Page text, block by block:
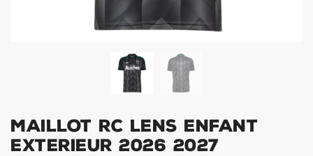
Maillot RC Lens Enfant
Exterieur 2026 2027